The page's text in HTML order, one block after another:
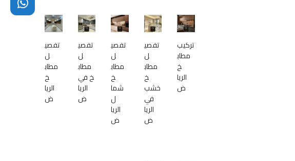
تركيب
مطاب
خ
الريا
ض
تفصي
ل
مطاب
خ
خشب
في
الريا
ض
تفصي
ل
مطاب
خ
شما
ل
الريا
ض
تفصي
ل
مطاب
خ في
الريا
ض
تفصي
ل
مطاب
خ
الريا
ض